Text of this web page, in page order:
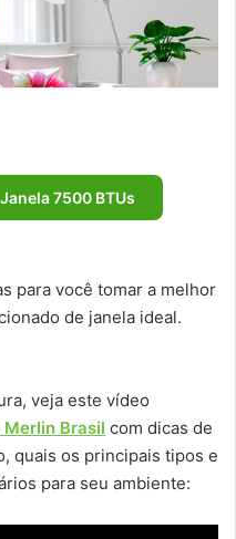
7500 BTUs
para você tomar a melhor
de janela ideal.
veja este vídeo
Brasil com dicas de
quais os principais tipos e
para seu ambiente: